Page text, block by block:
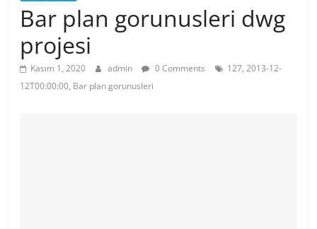
Bar plan gorunusleri dwg
projesi
Kasım 1, 2020 admin 0 Comments
127, 2013-12-
12T00:00:00, Bar plan gorunusleri